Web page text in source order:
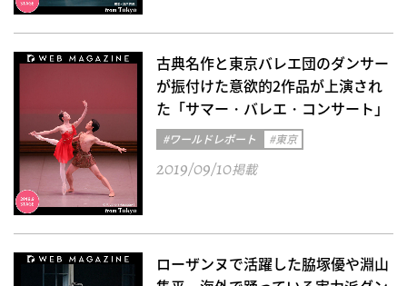
古典名作と東京バレエ団のダンサー
が振付けた意欲的2作品が上演され
た「サマー・バレエ・コンサート」
#ワールドレポート #東京
2019/09/10掲載
ローザンヌで活躍した脇塚優や淵山